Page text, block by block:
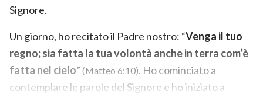
Signore.
Un giorno, ho recitato il Padre nostro: “Venga il tuo
regno; sia fatta la tua volontà anche in terra com’è
fatta nel cielo” (Matteo 6:10). Ho cominciato a
contemplare le parole del Signore e ho iniziato a